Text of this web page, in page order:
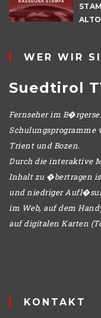
WER WIR
Suedtirol
Fernseher im
Trient und Bozen.
Durch die interaktive
Inhalt zu �bertragen
und niedriger
im Web, auf dem
auf digitalen Karten
KONTAKT